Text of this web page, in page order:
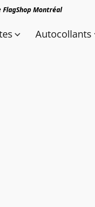
Montréal
Autocollants